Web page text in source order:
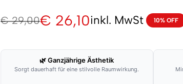
€29,00€ 26,10 10% OFF
inkl. MwSt
🌿 Ganzjährige Ästhetik
Sorgt dauerhaft für eine stilvolle Raumwirkung.